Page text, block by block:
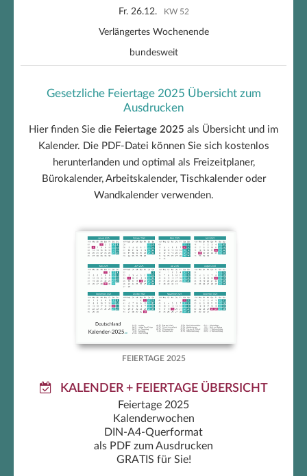
Fr. 26.12. KW 52
Verlängertes Wochenende
bundesweit
Gesetzliche Feiertage 2025 Übersicht zum
Ausdrucken
Hier finden Sie die Feiertage 2025 als Übersicht und im
Kalender. Die PDF-Datei können Sie sich kostenlos
herunterlanden und optimal als Freizeitplaner,
Bürokalender, Arbeitskalender, Tischkalender oder
Wandkalender verwenden.
Feiertage 2025
FEIERTAGE 2025
KALENDER + FEIERTAGE ÜBERSICHT
Feiertage 2025
Kalenderwochen
DIN-A4-Querformat
als PDF zum Ausdrucken
GRATIS für Sie!